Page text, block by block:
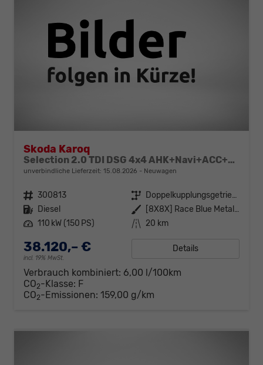
Skoda Karoq
Selection 2.0 TDI DSG 4x4 AHK+Navi+ACC+Kamera+Sitzheiz+eHeck+Chrom+Lodge+GV5
unverbindliche Lieferzeit: 15.08.2026 Neuwagen
Fahrzeugnr. 300813 Getriebe
Doppelkupplungsgetriebe (DSG)
Kraftstoff Diesel Außenfarbe
[8X8X] Race Blue Metallic
Leistung 110 kW (150 PS) Kilometerstand 20 km
38.120,– €
incl. 19% MwSt.
Details
Verbrauch kombiniert: 6,00 l/100km
CO2-Klasse: F
CO2-Emissionen: 159,00 g/km